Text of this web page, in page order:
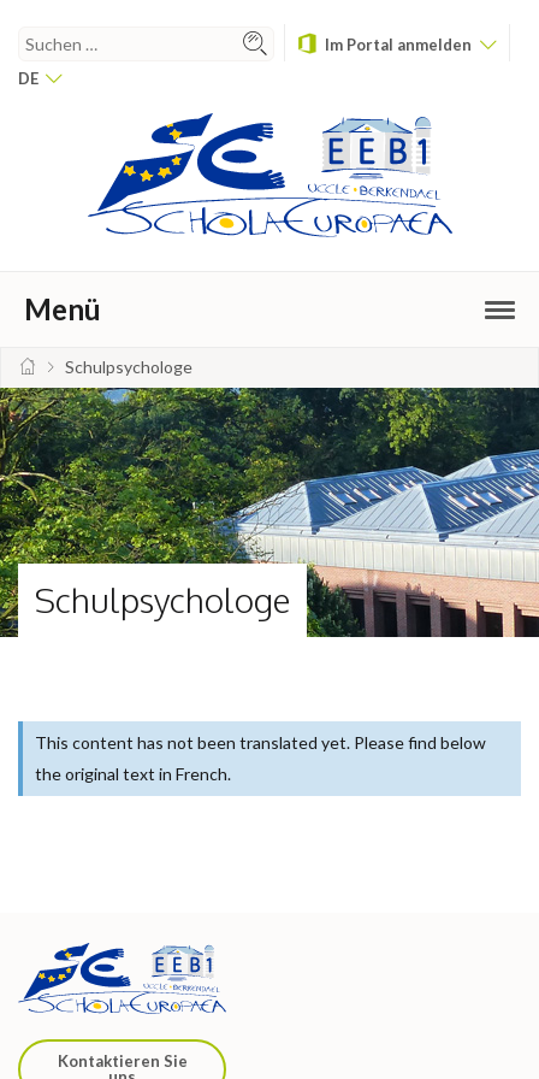
Im Portal anmelden
DE
Menü
Schul­psy­cho­lo­ge
Schul­psy­cho­lo­ge
This content has not been translated yet. Please find below
the original text in French.
Kontaktieren Sie